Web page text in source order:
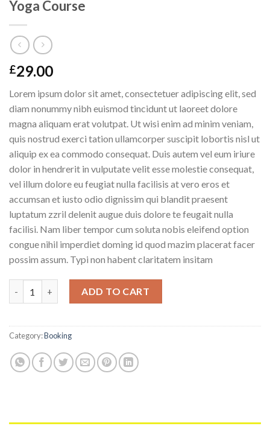
Yoga Course
£29.00
Lorem ipsum dolor sit amet, consectetuer adipiscing elit, sed
diam nonummy nibh euismod tincidunt ut laoreet dolore
magna aliquam erat volutpat. Ut wisi enim ad minim veniam,
quis nostrud exerci tation ullamcorper suscipit lobortis nisl ut
aliquip ex ea commodo consequat. Duis autem vel eum iriure
dolor in hendrerit in vulputate velit esse molestie consequat,
vel illum dolore eu feugiat nulla facilisis at vero eros et
accumsan et iusto odio dignissim qui blandit praesent
luptatum zzril delenit augue duis dolore te feugait nulla
facilisi. Nam liber tempor cum soluta nobis eleifend option
congue nihil imperdiet doming id quod mazim placerat facer
possim assum. Typi non habent claritatem insitam
ADD TO CART
Category:Booking